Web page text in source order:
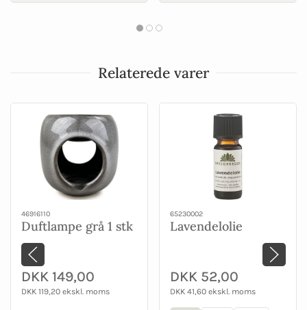
Relaterede varer
46916110
Duftlampe grå 1 stk
DKK 149,00
DKK 119,20 ekskl. moms
65230002
Lavendelolie
DKK 52,00
DKK 41,60 ekskl. moms